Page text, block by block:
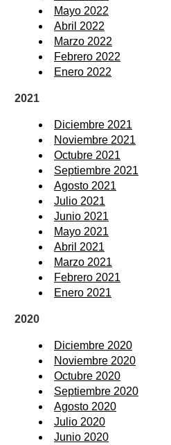
Mayo 2022
Abril 2022
Marzo 2022
Febrero 2022
Enero 2022
2021
Diciembre 2021
Noviembre 2021
Octubre 2021
Septiembre 2021
Agosto 2021
Julio 2021
Junio 2021
Mayo 2021
Abril 2021
Marzo 2021
Febrero 2021
Enero 2021
2020
Diciembre 2020
Noviembre 2020
Octubre 2020
Septiembre 2020
Agosto 2020
Julio 2020
Junio 2020